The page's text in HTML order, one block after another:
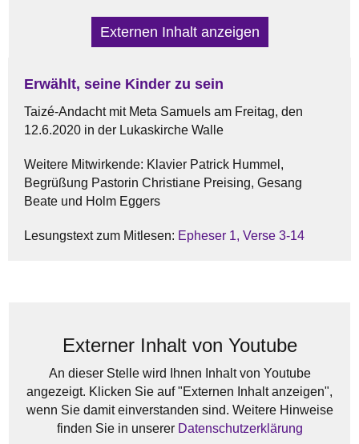
Externen Inhalt anzeigen
Erwählt, seine Kinder zu sein
Taizé-Andacht mit Meta Samuels am Freitag, den
12.6.2020 in der Lukaskirche Walle
Weitere Mitwirkende: Klavier Patrick Hummel,
Begrüßung Pastorin Christiane Preising, Gesang
Beate und Holm Eggers
Lesungstext zum Mitlesen: Epheser 1, Verse 3-14
Externer Inhalt von Youtube
An dieser Stelle wird Ihnen Inhalt von Youtube
angezeigt. Klicken Sie auf "Externen Inhalt anzeigen",
wenn Sie damit einverstanden sind. Weitere Hinweise
finden Sie in unserer Datenschutzerklärung